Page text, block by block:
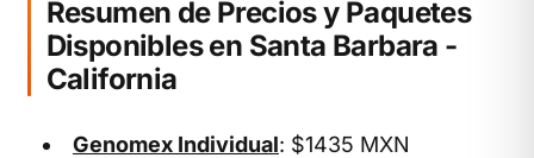
Resumen de Precios y Paquetes
Disponibles en Santa Barbara -
California
Genomex Individual: $1435 MXN